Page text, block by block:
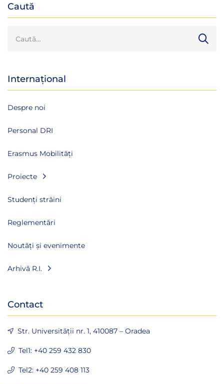
Caută
Internațional
Despre noi
Personal DRI
Erasmus Mobilități
Proiecte
Studenți străini
Reglementări
Noutăți și evenimente
Arhivă R.I.
Contact
Str. Universității nr. 1, 410087 – Oradea
Tel1: +40 259 432 830
Tel2: +40 259 408 113